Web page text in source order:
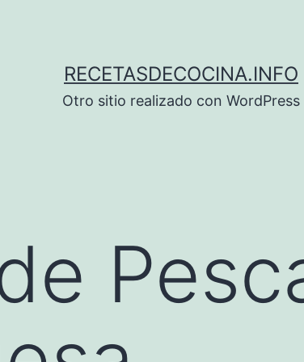
RECETASDECOCINA.INFO
Otro sitio realizado con WordPress